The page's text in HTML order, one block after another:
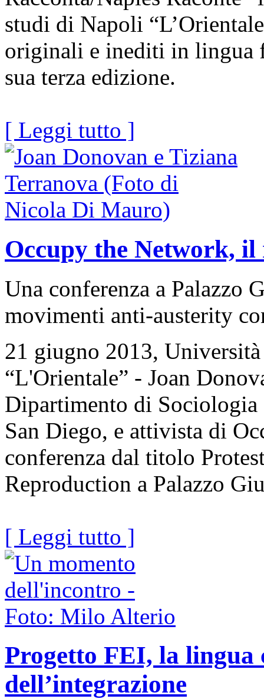
studi di Napoli
originali e inediti in lingua
sua terza edizione.
[ Leggi tutto ]
Occupy the Network, il
Una conferenza a Palazzo
movimenti anti-austerity
21 giugno 2013,
“L'Orientale” - Joan
Dipartimento di
San Diego, e attivista di
conferenza dal titolo
Reproduction a Palazzo
[ Leggi tutto ]
Progetto FEI, la lingua
dell’integrazione